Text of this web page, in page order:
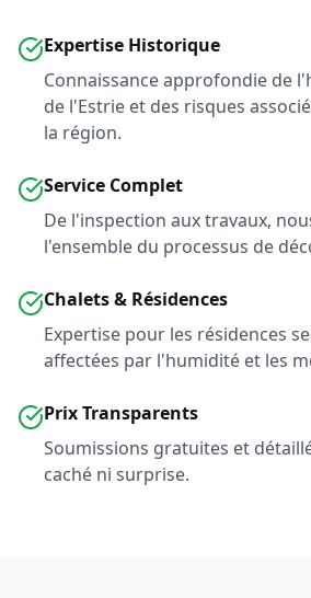
Expertise Historique
Connaissance approfondie de
de l'Estrie et des risques
la région.
Service Complet
De l'inspection aux travaux,
l'ensemble du processus de
Chalets & Résidences
Expertise pour les résidences
affectées par l'humidité et les
Prix Transparents
Soumissions gratuites et
caché ni surprise.